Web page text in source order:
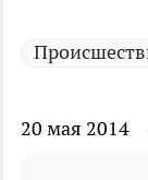
20 мая 2014